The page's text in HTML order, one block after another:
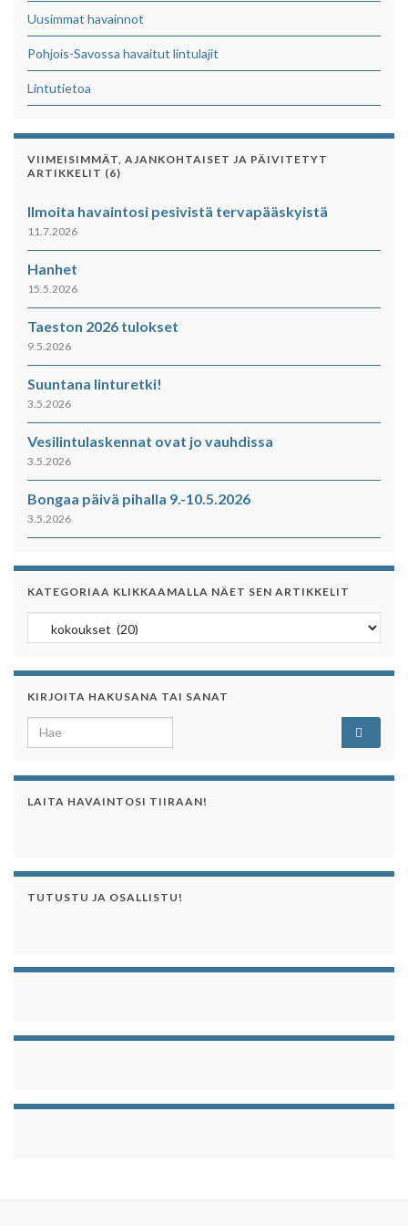
Uusimmat havainnot
Pohjois-Savossa havaitut lintulajit
Lintutietoa
VIIMEISIMMÄT, AJANKOHTAISET JA PÄIVITETYT
ARTIKKELIT (6)
Ilmoita havaintosi pesivistä tervapääskyistä
11.7.2026
Hanhet
15.5.2026
Taeston 2026 tulokset
9.5.2026
Suuntana linturetki!
3.5.2026
Vesilintulaskennat ovat jo vauhdissa
3.5.2026
Bongaa päivä pihalla 9.-10.5.2026
3.5.2026
KATEGORIAA KLIKKAAMALLA NÄET SEN ARTIKKELIT
Kategoriaa klikkaamalla näet sen artikkelit
KIRJOITA HAKUSANA TAI SANAT
Search for:
LAITA HAVAINTOSI TIIRAAN!
TUTUSTU JA OSALLISTU!